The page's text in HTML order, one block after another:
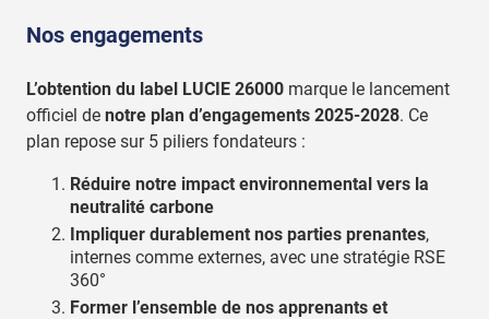
Nos engagements
L’obtention du label LUCIE 26000 marque le lancement
officiel de notre plan d’engagements 2025-2028. Ce
plan repose sur 5 piliers fondateurs :
Réduire notre impact environnemental vers la
neutralité carbone
Impliquer durablement nos parties prenantes,
internes comme externes, avec une stratégie RSE
360°
Former l’ensemble de nos apprenants et